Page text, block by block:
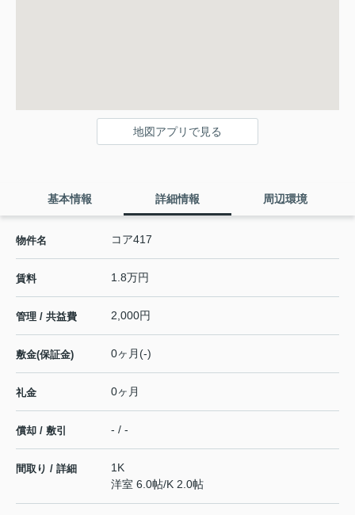
地図アプリで見る
基本情報 詳細情報 周辺環境
物件名 コア417
賃料 1.8万円
管理 / 共益費 2,000円
敷金(保証金) 0ヶ月(-)
礼金 0ヶ月
償却 / 敷引 - / -
間取り / 詳細
1K
洋室 6.0帖/K 2.0帖